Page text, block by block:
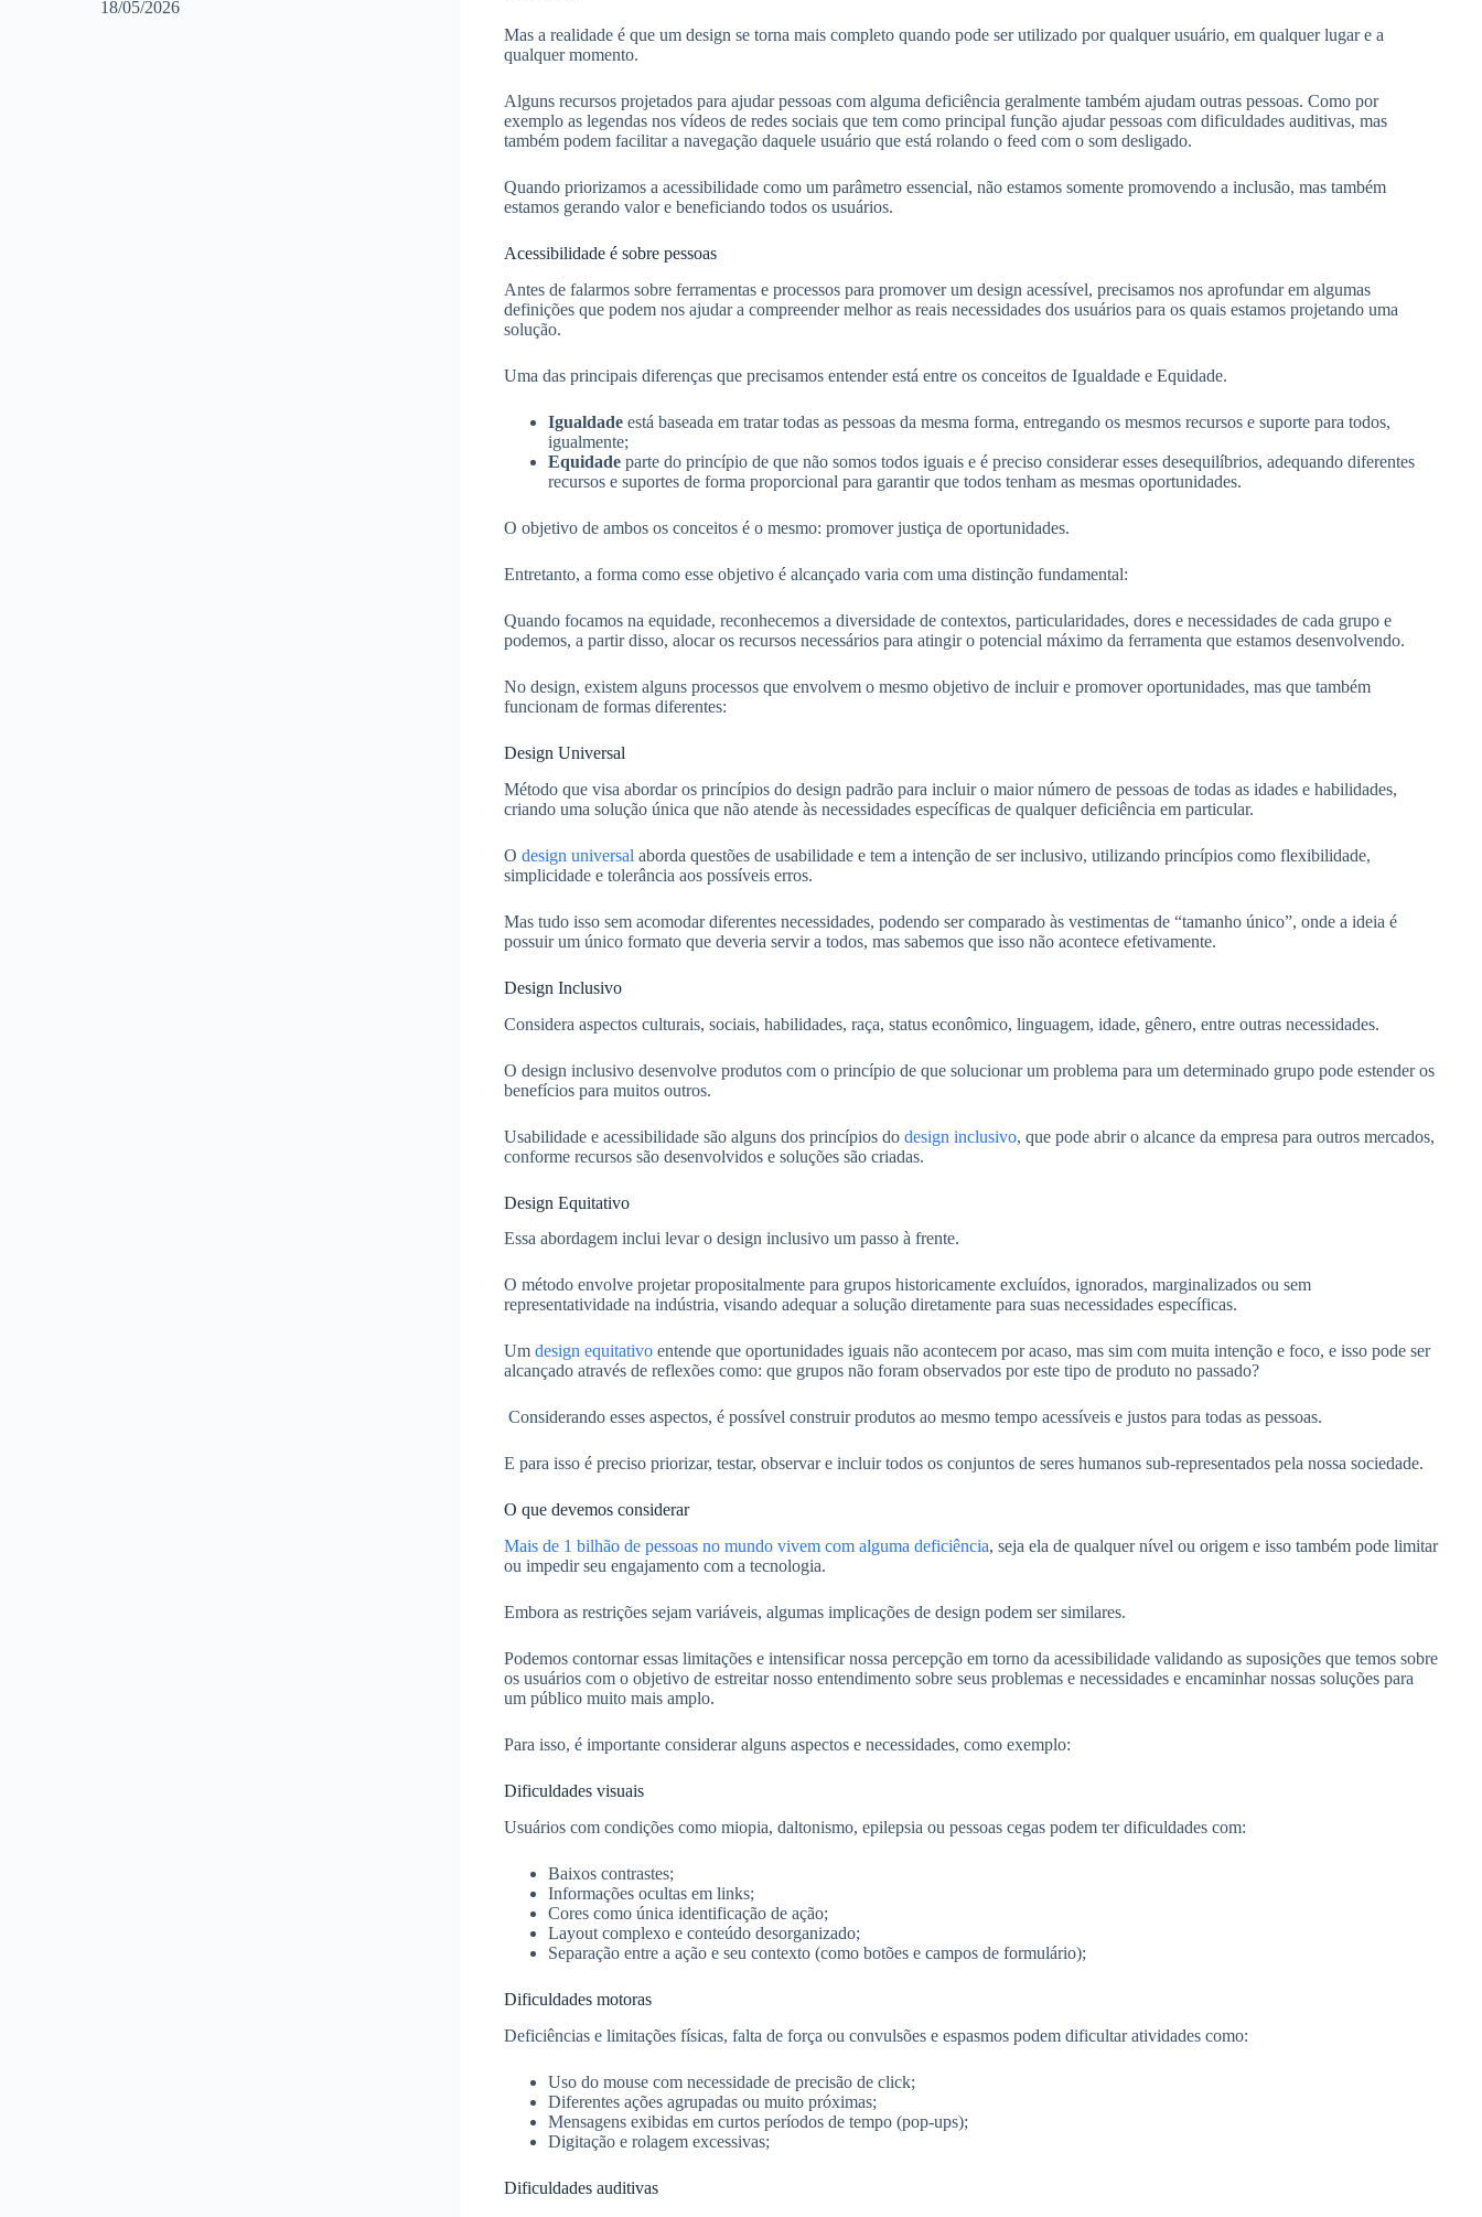
Mas a realidade é que um design se torna mais completo quando pode ser utilizado por qualquer usuário, em qualquer lugar e a
qualquer momento.
Alguns recursos projetados para ajudar pessoas com alguma deficiência geralmente também ajudam outras pessoas. Como por
exemplo as legendas nos vídeos de redes sociais que tem como principal função ajudar pessoas com dificuldades auditivas, mas
também podem facilitar a navegação daquele usuário que está rolando o feed com o som desligado.
Quando priorizamos a acessibilidade como um parâmetro essencial, não estamos somente promovendo a inclusão, mas também
estamos gerando valor e beneficiando todos os usuários.
Acessibilidade é sobre pessoas
Antes de falarmos sobre ferramentas e processos para promover um design acessível, precisamos nos aprofundar em algumas
definições que podem nos ajudar a compreender melhor as reais necessidades dos usuários para os quais estamos projetando uma
solução.
Uma das principais diferenças que precisamos entender está entre os conceitos de Igualdade e Equidade.
Igualdadeestá baseada em tratar todas as pessoas da mesma forma, entregando os mesmos recursos e suporte para todos,
igualmente;
Equidadeparte do princípio de que não somos todos iguais e é preciso considerar esses desequilíbrios, adequando diferentes
recursos e suportes de forma proporcional para garantir que todos tenham as mesmas oportunidades.
O objetivo de ambos os conceitos é o mesmo: promover justiça de oportunidades.
Entretanto, a forma como esse objetivo é alcançado varia com uma distinção fundamental:
Quando focamos na equidade, reconhecemos a diversidade de contextos, particularidades, dores e necessidades de cada grupo e
podemos, a partir disso, alocar os recursos necessários para atingir o potencial máximo da ferramenta que estamos desenvolvendo.
No design, existem alguns processos que envolvem o mesmo objetivo de incluir e promover oportunidades, mas que também
funcionam de formas diferentes:
Design Universal
Método que visa abordar os princípios do design padrão para incluir o maior número de pessoas de todas as idades e habilidades,
criando uma solução única que não atende às necessidades específicas de qualquer deficiência em particular.
O design universal aborda questões de usabilidade e tem a intenção de ser inclusivo, utilizando princípios como flexibilidade,
simplicidade e tolerância aos possíveis erros.
Mas tudo isso sem acomodar diferentes necessidades, podendo ser comparado às vestimentas de “tamanho único”, onde a ideia é
possuir um único formato que deveria servir a todos, mas sabemos que isso não acontece efetivamente.
Design Inclusivo
Considera aspectos culturais, sociais, habilidades, raça, status econômico, linguagem, idade, gênero, entre outras necessidades.
O design inclusivo desenvolve produtos com o princípio de que solucionar um problema para um determinado grupo pode estender os
benefícios para muitos outros.
Usabilidade e acessibilidade são alguns dos princípios do design inclusivo, que pode abrir o alcance da empresa para outros mercados,
conforme recursos são desenvolvidos e soluções são criadas.
Design Equitativo
Essa abordagem inclui levar o design inclusivo um passo à frente.
O método envolve projetar propositalmente para grupos historicamente excluídos, ignorados, marginalizados ou sem
representatividade na indústria, visando adequar a solução diretamente para suas necessidades específicas.
Um design equitativoentende que oportunidades iguais não acontecem por acaso, mas sim com muita intenção e foco, e isso pode ser
alcançado através de reflexões como: que grupos não foram observados por este tipo de produto no passado?
Considerando esses aspectos, é possível construir produtos ao mesmo tempo acessíveis e justos para todas as pessoas.
E para isso é preciso priorizar, testar, observar e incluir todos os conjuntos de seres humanos sub-representados pela nossa sociedade.
O que devemos considerar
Mais de 1 bilhão de pessoas no mundo vivem com alguma deficiência, seja ela de qualquer nível ou origem e isso também pode limitar
ou impedir seu engajamento com a tecnologia.
Embora as restrições sejam variáveis, algumas implicações de design podem ser similares.
Podemos contornar essas limitações e intensificar nossa percepção em torno da acessibilidade validando as suposições que temos sobre
os usuários com o objetivo de estreitar nosso entendimento sobre seus problemas e necessidades e encaminhar nossas soluções para
um público muito mais amplo.
Para isso, é importante considerar alguns aspectos e necessidades, como exemplo:
Dificuldades visuais
Usuários com condições como miopia, daltonismo, epilepsia ou pessoas cegas podem ter dificuldades com:
Baixos contrastes;
Informações ocultas em links;
Cores como única identificação de ação;
Layout complexo e conteúdo desorganizado;
Separação entre a ação e seu contexto (como botões e campos de formulário);
Dificuldades motoras
Deficiências e limitações físicas, falta de força ou convulsões e espasmos podem dificultar atividades como:
Uso do mouse com necessidade de precisão de click;
Diferentes ações agrupadas ou muito próximas;
Mensagens exibidas em curtos períodos de tempo (pop-ups);
Digitação e rolagem excessivas;
Dificuldades auditivas
18/05/2026